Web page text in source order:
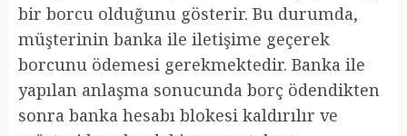
bir borcu olduğunu gösterir. Bu durumda,
müşterinin banka ile iletişime geçerek
borcunu ödemesi gerekmektedir. Banka ile
yapılan anlaşma sonucunda borç ödendikten
sonra banka hesabı blokesi kaldırılır ve